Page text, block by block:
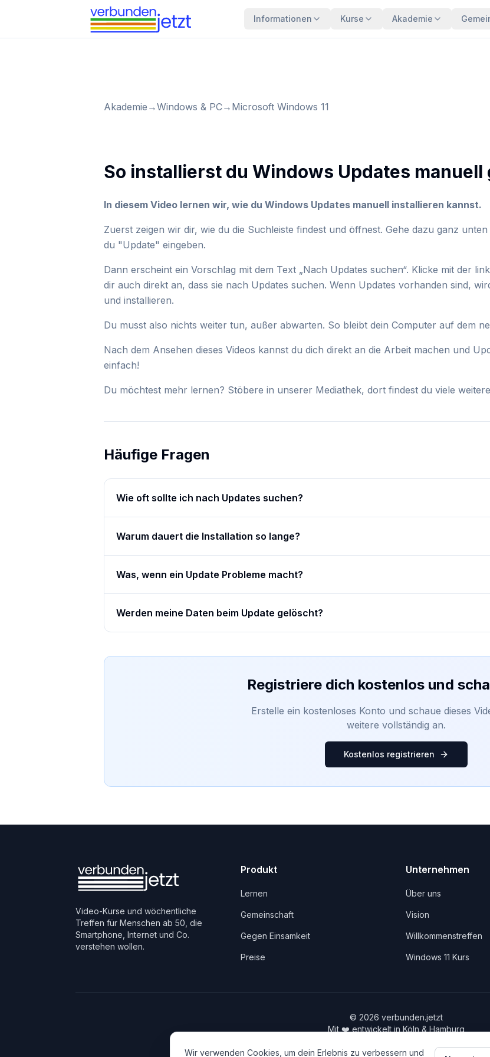
Informationen Kurse Akademie
Akademie →Windows & PC→ Microsoft Windows 11
So installierst du Windows Updates manuell
In diesem Video lernen wir, wie du Windows Updates manuell installieren kannst.
Zuerst zeigen wir dir, wie du die Suchleiste findest und öffnest. Gehe dazu ganz
du "Update" eingeben.
Dann erscheint ein Vorschlag mit dem Text „Nach Updates suchen“. Klicke mit der
dir auch direkt an, dass sie nach Updates suchen. Wenn Updates vorhanden sind,
und installieren.
Du musst also nichts weiter tun, außer abwarten. So bleibt dein Computer auf dem
Nach dem Ansehen dieses Videos kannst du dich direkt an die Arbeit machen und
einfach!
Du möchtest mehr lernen? Stöbere in unserer Mediathek, dort findest du viele
Häufige Fragen
Wie oft sollte ich nach Updates suchen?
Warum dauert die Installation so lange?
Was, wenn ein Update Probleme macht?
Werden meine Daten beim Update gelöscht?
Registriere dich kostenlos und
Erstelle ein kostenloses Konto und schaue dieses
weitere vollständig an.
Kostenlos registrieren
Video-Kurse und wöchentliche
Treffen für Menschen ab 50, die
Smartphone, Internet und Co.
verstehen wollen.
Produkt
Lernen
Gemeinschaft
Gegen Einsamkeit
Preise
Unternehmen
Über uns
Vision
Willkommenstreffen
Windows 11 Kurs
© 2026 verbunden.jetzt
Mit ❤️ entwickelt in Köln & Hamburg
Wir verwenden Cookies, um dein Erlebnis zu verbessern und